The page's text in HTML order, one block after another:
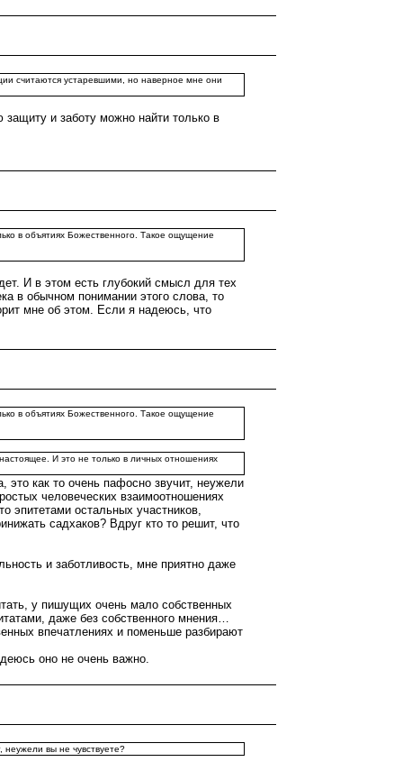
считаются устаревшими, но наверное мне они
защиту и заботу можно найти только в
в объятиях Божественного. Такое ощущение
И в этом есть глубокий смысл для тех
в обычном понимании этого слова, то
мне об этом. Если я надеюсь, что
в объятиях Божественного. Такое ощущение
И это не только в личных отношениях
это как то очень пафосно звучит, неужели
человеческих взаимоотношениях
эпитетами остальных участников,
садхаков? Вдруг кто то решит, что
и заботливость, мне приятно даже
у пишущих очень мало собственных
даже без собственного мнения…
впечатлениях и поменьше разбирают
оно не очень важно.
неужели вы не чувствуете?